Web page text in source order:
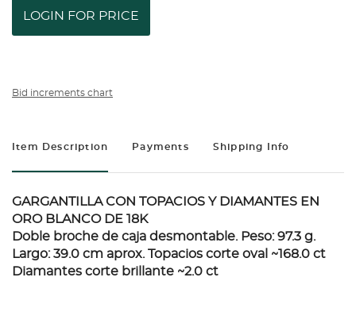
LOGIN FOR PRICE
Bid increments chart
Item Description Payments Shipping Info
GARGANTILLA CON TOPACIOS Y DIAMANTES EN
ORO BLANCO DE 18K
Doble broche de caja desmontable. Peso: 97.3 g.
Largo: 39.0 cm aprox. Topacios corte oval ~168.0 ct
Diamantes corte brillante ~2.0 ct